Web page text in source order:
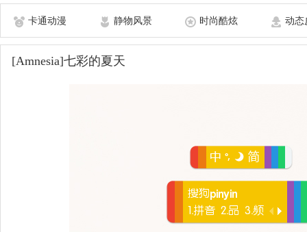
卡通动漫 静物风景 时尚酷炫 动态
[Amnesia]七彩的夏天